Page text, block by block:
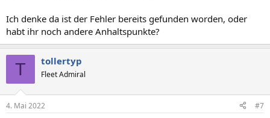
Ich denke da ist der Fehler bereits gefunden worden, oder
habt ihr noch andere Anhaltspunkte?
T tollertyp
Fleet Admiral
4. Mai 2022 #7